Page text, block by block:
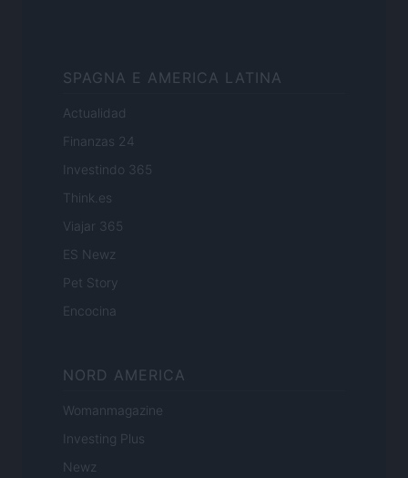
SPAGNA E AMERICA LATINA
Actualidad
Finanzas 24
Investindo 365
Think.es
Viajar 365
ES Newz
Pet Story
Encocina
NORD AMERICA
Womanmagazine
Investing Plus
Newz